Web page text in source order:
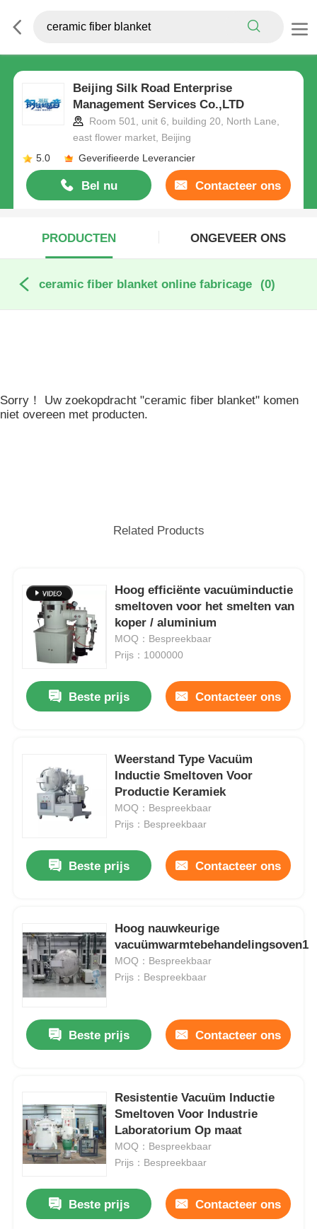
Beijing Silk Road Enterprise
Management Services Co.,LTD
Room 501, unit 6, building 20, North Lane,
east flower market, Beijing
5.0
Geverifieerde Leverancier
Bel nu Contacteer ons
PRODUCTEN ONGEVEER ONS
ceramic fiber blanket online fabricage (0)
Sorry！ Uw zoekopdracht "ceramic fiber blanket" komen
niet overeen met producten.
Related Products
Hoog efficiënte vacuüminductie
smeltoven voor het smelten van
koper / aluminium
MOQ：Bespreekbaar
Prijs：1000000
Beste prijs Contacteer ons
Weerstand Type Vacuüm
Inductie Smeltoven Voor
Productie Keramiek
MOQ：Bespreekbaar
Prijs：Bespreekbaar
Beste prijs Contacteer ons
Hoog nauwkeurige
vacuümwarmtebehandelingsoven1
MOQ：Bespreekbaar
Prijs：Bespreekbaar
Beste prijs Contacteer ons
Resistentie Vacuüm Inductie
Smeltoven Voor Industrie
Laboratorium Op maat
MOQ：Bespreekbaar
Prijs：Bespreekbaar
Beste prijs Contacteer ons